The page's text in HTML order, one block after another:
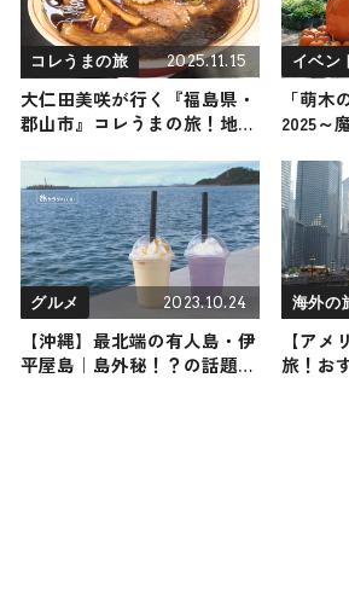
コレうまの旅 2025.11.15
大仁田美咲が行く『福島県・
郡山市』コレうまの旅！地元
ルメ4選 2025年11月15日放送
イベン
「萌木
2025～
～31日
カボチ
山梨県
グルメ 2023.10.24
【沖縄】最北端の有人島・伊
平屋島｜島外秘！？の話題の
海外の
【ア
旅！お